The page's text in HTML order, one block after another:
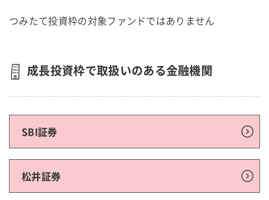
つみたて投資枠の対象ファンドではありません
成長投資枠で取扱いのある金融機関
SBI証券
松井証券